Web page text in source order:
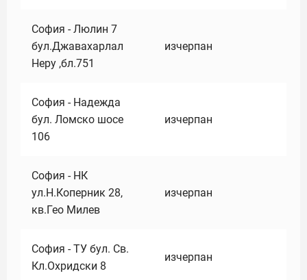
София - Люлин 7
бул.Джавахарлал
Неру ,бл.751
изчерпан
София - Надежда
бул. Ломско шосе
106
изчерпан
София - НК
ул.Н.Коперник 28,
кв.Гео Милев
изчерпан
София - ТУ бул. Св.
Кл.Охридски 8
изчерпан